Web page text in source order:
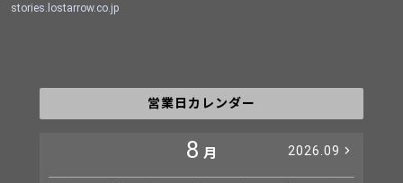
stories.lostarrow.co.jp
営業日カレンダー
8 月 2026.09